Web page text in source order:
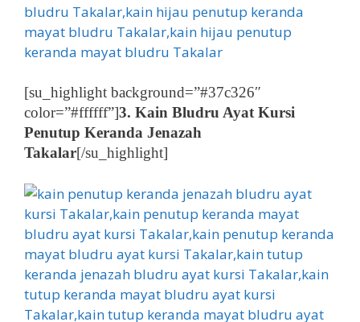
[su_highlight background=”#37c326″
color=”#ffffff”]3. Kain Bludru Ayat Kursi
Penutup Keranda Jenazah
Takalar[/su_highlight]